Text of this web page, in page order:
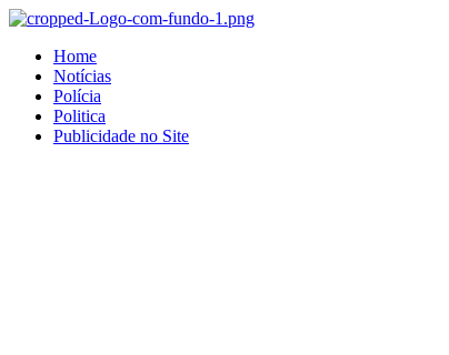
Home
Notícias
Polícia
Politica
Publicidade no Site